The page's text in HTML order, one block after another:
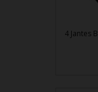
4 Jantes